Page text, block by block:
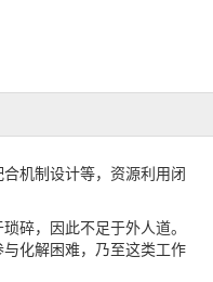
机制设计等，资源利用闭
碎，因此不足于外人道。
化解困难，乃至这类工作